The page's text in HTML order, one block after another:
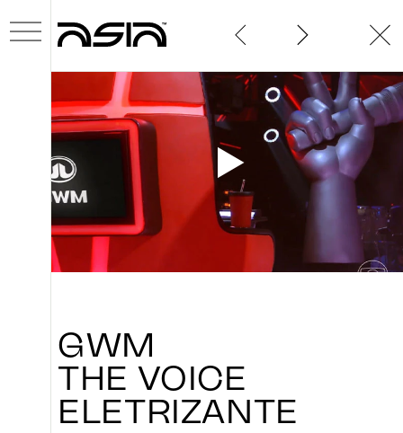
SOBRE
NOVIDADES
GWM
THE VOICE
ELETRIZANTE